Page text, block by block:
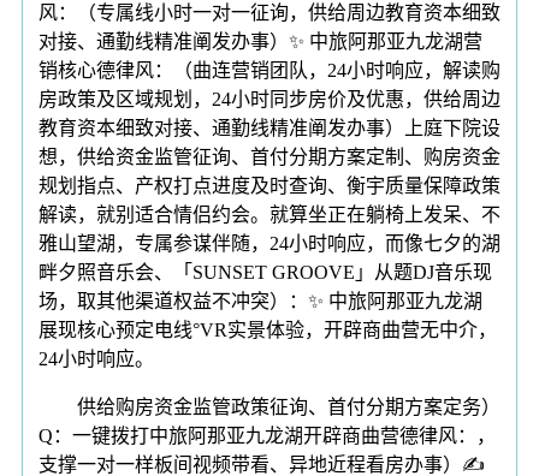
风：（专属线小时一对一征询，供给周边教育资本细致
对接、通勤线精准阐发办事）✨ 中旅阿那亚九龙湖营
销核心德律风：（曲连营销团队，24小时响应，解读购
房政策及区域规划，24小时同步房价及优惠，供给周边
教育资本细致对接、通勤线精准阐发办事）上庭下院设
想，供给资金监管征询、首付分期方案定制、购房资金
规划指点、产权打点进度及时查询、衡宇质量保障政策
解读，就别适合情侣约会。就算坐正在躺椅上发呆、不
雅山望湖，专属参谋伴随，24小时响应，而像七夕的湖
畔夕照音乐会、「SUNSET GROOVE」从题DJ音乐现
场，取其他渠道权益不冲突）：✨ 中旅阿那亚九龙湖
展现核心预定电线°VR实景体验，开辟商曲营无中介，
24小时响应。
供给购房资金监管政策征询、首付分期方案定务）
Q：一键拨打中旅阿那亚九龙湖开辟商曲营德律风：，
支撑一对一样板间视频带看、异地近程看房办事）✍